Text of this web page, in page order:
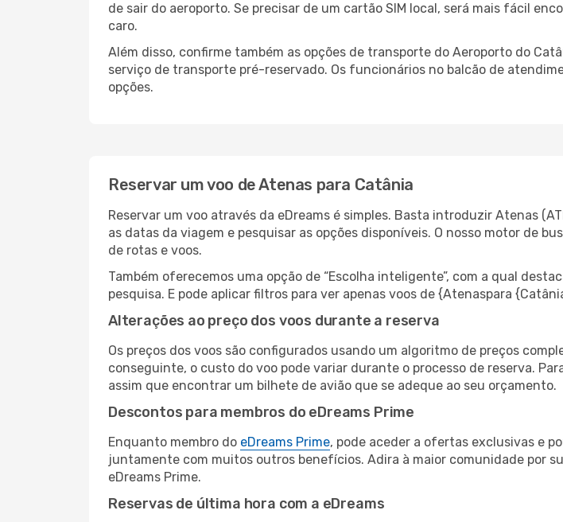
de sair do aeroporto. Se precisar de um cartão SIM local, será mais fácil
caro.
Além disso, confirme também as opções de transporte do Aeroporto do
serviço de transporte pré-reservado. Os funcionários no balcão de
opções.
Reservar um voo de Atenas para Catânia
Reservar um voo através da eDreams é simples. Basta introduzir Atenas
as datas da viagem e pesquisar as opções disponíveis. O nosso motor de
de rotas e voos.
Também oferecemos uma opção de “Escolha inteligente”, com a qual
pesquisa. E pode aplicar filtros para ver apenas voos de {Atenaspara
Alterações ao preço dos voos durante a reserva
Os preços dos voos são configurados usando um algoritmo de preços
conseguinte, o custo do voo pode variar durante o processo de reserva.
assim que encontrar um bilhete de avião que se adeque ao seu orçamento.
Descontos para membros do eDreams Prime
Enquanto membro do eDreams Prime, pode aceder a ofertas exclusivas e
juntamente com muitos outros benefícios. Adira à maior comunidade por
eDreams Prime.
Reservas de última hora com a eDreams